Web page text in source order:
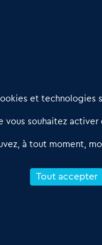
03 17
nous
nous ?
et
vous souhaitez
à tout moment,
Tout accepter